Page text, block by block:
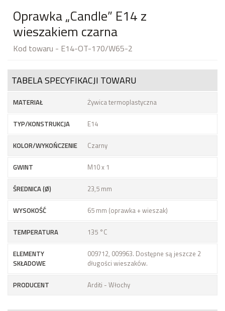
Oprawka „Candle” E14 z
wieszakiem czarna
Kod towaru - E14-OT-170/W65-2
TABELA SPECYFIKACJI TOWARU
MATERIAŁ Żywica termoplastyczna
TYP/KONSTRUKCJA E14
KOLOR/WYKOŃCZENIE Czarny
GWINT M10 x 1
ŚREDNICA (Ø) 23,5 mm
WYSOKOŚĆ 65 mm (oprawka + wieszak)
TEMPERATURA 135 °C
ELEMENTY
SKŁADOWE
009712, 009963. Dostępne są jeszcze 2
długości wieszaków.
PRODUCENT Arditi - Włochy